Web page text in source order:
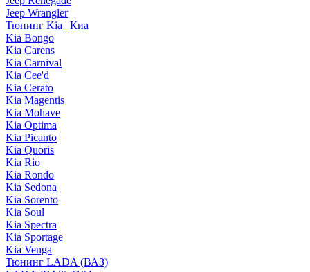
Jeep Wrangler
Тюнинг Kia | Киа
Kia Bongo
Kia Carens
Kia Carnival
Kia Cee'd
Kia Cerato
Kia Magentis
Kia Mohave
Kia Optima
Kia Picanto
Kia Quoris
Kia Rio
Kia Rondo
Kia Sedona
Kia Sorento
Kia Soul
Kia Spectra
Kia Sportage
Kia Venga
Тюнинг LADA (ВАЗ)